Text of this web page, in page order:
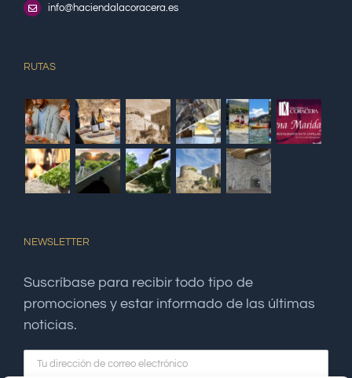
info@haciendalacoracera.es
RUTAS
NEWSLETTER
Suscríbase para recibir todo tipo de
promociones y estar informado de las últimas
noticias.